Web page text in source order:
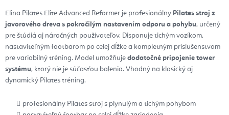
Elina Pilates Elite Advanced Reformer je profesionálny Pilates stroj z
javorového dreva s pokročilým nastavením odporu a pohybu, určený
pre štúdiá aj náročných používateľov. Disponuje tichým vozíkom,
nastaviteľným footbarom po celej dĺžke a kompletným príslušenstvom
pre variabilný tréning. Model umožňuje dodatočné pripojenie tower
systému, ktorý nie je súčasťou balenia. Vhodný na klasický aj
dynamický Pilates tréning.
profesionálny Pilates stroj s plynulým a tichým pohybom